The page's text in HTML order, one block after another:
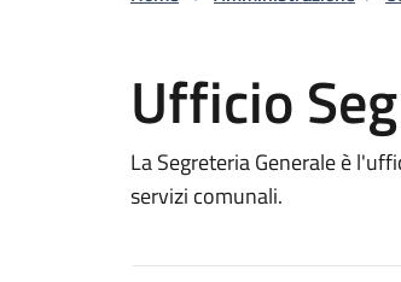
Ufficio
La Segreteria Generale è
servizi comunali.